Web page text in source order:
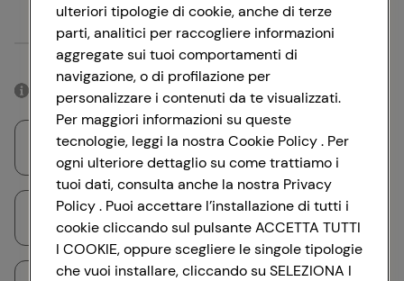
Oppure
Accedendo con il tuo account social, rimarrai connesso per 12 ore.
Accedi con Google
ulteriori tipologie di cookie, anche di terze
parti, analitici per raccogliere informazioni
aggregate sui tuoi comportamenti di
navigazione, o di profilazione per
personalizzare i contenuti da te visualizzati.
Per maggiori informazioni su queste
tecnologie, leggi la nostra Cookie Policy . Per
ogni ulteriore dettaglio su come trattiamo i
tuoi dati, consulta anche la nostra Privacy
Policy . Puoi accettare l’installazione di tutti i
cookie cliccando sul pulsante ACCETTA TUTTI
I COOKIE, oppure scegliere le singole tipologie
che vuoi installare, cliccando su SELEZIONA I